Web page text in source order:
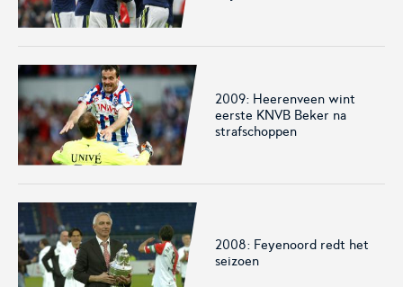
2009: Heerenveen wint
eerste KNVB Beker na
strafschoppen
2008: Feyenoord redt het
seizoen